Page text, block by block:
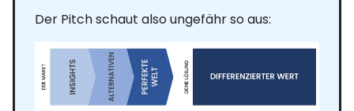
Der Pitch schaut also ungefähr so aus: